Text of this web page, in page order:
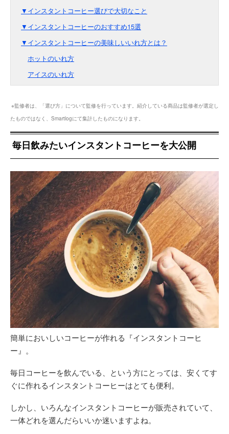
▼インスタントコーヒー選びで大切なこと
▼インスタントコーヒーのおすすめ15選
▼インスタントコーヒーの美味しいいれ方とは？
ホットのいれ方
アイスのいれ方
※監修者は、「選び方」について監修を行っています。紹介している商品は監修者が選定し
たものではなく、Smartlogにて集計したものになります。
毎日飲みたいインスタントコーヒーを大公開
簡単においしいコーヒーが作れる『インスタントコーヒ
ー』。
毎日コーヒーを飲んでいる、という方にとっては、安くてす
ぐに作れるインスタントコーヒーはとても便利。
しかし、いろんなインスタントコーヒーが販売されていて、
一体どれを選んだらいいか迷いますよね。